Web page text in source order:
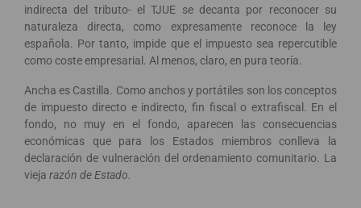
indirecta del tributo- el TJUE se decanta por reconocer su
naturaleza directa, como expresamente reconoce la ley
española. Por tanto, impide que el impuesto sea repercutible
como coste empresarial. Al menos, claro, en pura teoría.
Ancha es Castilla. Como anchos y portátiles son los conceptos
de impuesto directo e indirecto, fin fiscal o extrafiscal. En el
fondo, no muy en el fondo, aparecen las consecuencias
económicas que para los Estados miembros conlleva la
declaración de vulneración del ordenamiento comunitario. La
vieja razón de Estado.